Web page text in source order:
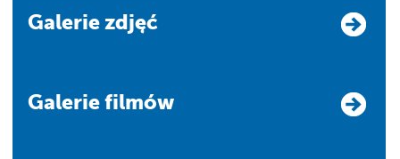
Galerie zdjęć
Galerie filmów